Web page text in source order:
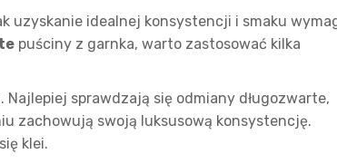
uzyskanie idealnej konsystencji i smaku
puściny z garnka, warto zastosować kilka
sprawdzają się odmiany długozwarte,
zachowują swoją luksusową konsystencję.
klei.